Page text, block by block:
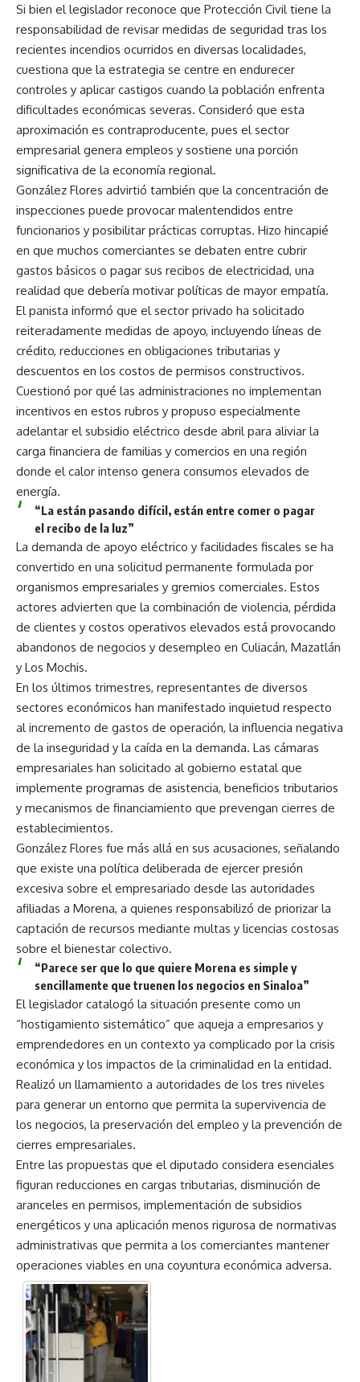
Si bien el legislador reconoce que Protección Civil tiene la
responsabilidad de revisar medidas de seguridad tras los
recientes incendios ocurridos en diversas localidades,
cuestiona que la estrategia se centre en endurecer
controles y aplicar castigos cuando la población enfrenta
dificultades económicas severas. Consideró que esta
aproximación es contraproducente, pues el sector
empresarial genera empleos y sostiene una porción
significativa de la economía regional.
González Flores advirtió también que la concentración de
inspecciones puede provocar malentendidos entre
funcionarios y posibilitar prácticas corruptas. Hizo hincapié
en que muchos comerciantes se debaten entre cubrir
gastos básicos o pagar sus recibos de electricidad, una
realidad que debería motivar políticas de mayor empatía.
El panista informó que el sector privado ha solicitado
reiteradamente medidas de apoyo, incluyendo líneas de
crédito, reducciones en obligaciones tributarias y
descuentos en los costos de permisos constructivos.
Cuestionó por qué las administraciones no implementan
incentivos en estos rubros y propuso especialmente
adelantar el subsidio eléctrico desde abril para aliviar la
carga financiera de familias y comercios en una región
donde el calor intenso genera consumos elevados de
energía.
“La están pasando difícil, están entre comer o pagar
el recibo de la luz”
La demanda de apoyo eléctrico y facilidades fiscales se ha
convertido en una solicitud permanente formulada por
organismos empresariales y gremios comerciales. Estos
actores advierten que la combinación de violencia, pérdida
de clientes y costos operativos elevados está provocando
abandonos de negocios y desempleo en Culiacán, Mazatlán
y Los Mochis.
En los últimos trimestres, representantes de diversos
sectores económicos han manifestado inquietud respecto
al incremento de gastos de operación, la influencia negativa
de la inseguridad y la caída en la demanda. Las cámaras
empresariales han solicitado al gobierno estatal que
implemente programas de asistencia, beneficios tributarios
y mecanismos de financiamiento que prevengan cierres de
establecimientos.
González Flores fue más allá en sus acusaciones, señalando
que existe una política deliberada de ejercer presión
excesiva sobre el empresariado desde las autoridades
afiliadas a Morena, a quienes responsabilizó de priorizar la
captación de recursos mediante multas y licencias costosas
sobre el bienestar colectivo.
“Parece ser que lo que quiere Morena es simple y
sencillamente que truenen los negocios en Sinaloa”
El legislador catalogó la situación presente como un
“hostigamiento sistemático” que aqueja a empresarios y
emprendedores en un contexto ya complicado por la crisis
económica y los impactos de la criminalidad en la entidad.
Realizó un llamamiento a autoridades de los tres niveles
para generar un entorno que permita la supervivencia de
los negocios, la preservación del empleo y la prevención de
cierres empresariales.
Entre las propuestas que el diputado considera esenciales
figuran reducciones en cargas tributarias, disminución de
aranceles en permisos, implementación de subsidios
energéticos y una aplicación menos rigurosa de normativas
administrativas que permita a los comerciantes mantener
operaciones viables en una coyuntura económica adversa.